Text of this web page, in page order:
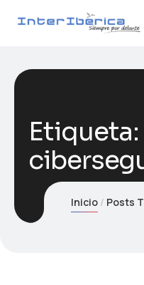
Etiqueta:
Inicio Posts